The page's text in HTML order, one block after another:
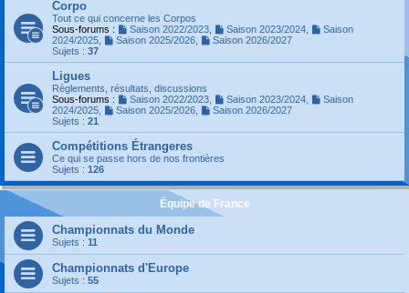
Corpo
Tout ce qui concerne les Corpos
Sous-forums :
Saison 2022/2023, Saison 2023/2024,
Saison
2024/2025
Saison 2025/2026,
Saison 2026/2027
Sujets : 37
Ligues
Règlements, résultats, discussions
Sous-forums :
Saison 2022/2023, Saison 2023/2024,
Saison
2024/2025
Saison 2025/2026,
Saison 2026/2027
Sujets : 21
Compétitions Étrangeres
Ce qui se passe hors de nos frontières
Sujets : 126
Équipe de France
Championnats du Monde
Sujets : 11
Championnats d'Europe
Sujets : 55